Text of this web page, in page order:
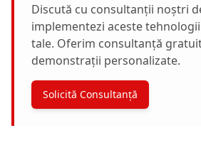
Discută cu consultanții noștri
implementezi aceste
tale. Oferim consultanță
demonstrații personalizate.
Solicită Consultanță